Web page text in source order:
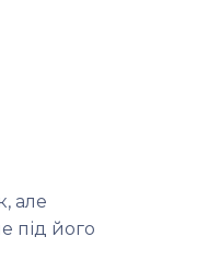
але
під його